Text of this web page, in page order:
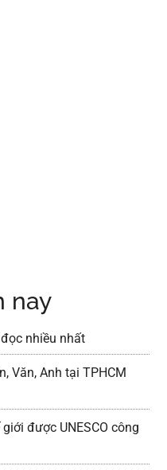
nay
nhiều nhất
Văn, Anh tại TPHCM
được UNESCO công